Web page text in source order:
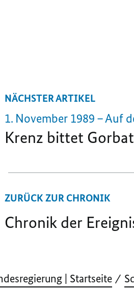
NÄCHSTER ARTIKEL
1. November 1989 – Auf
Krenz bittet
ZURÜCK ZUR CHRONIK
Chronik der
| Startseite